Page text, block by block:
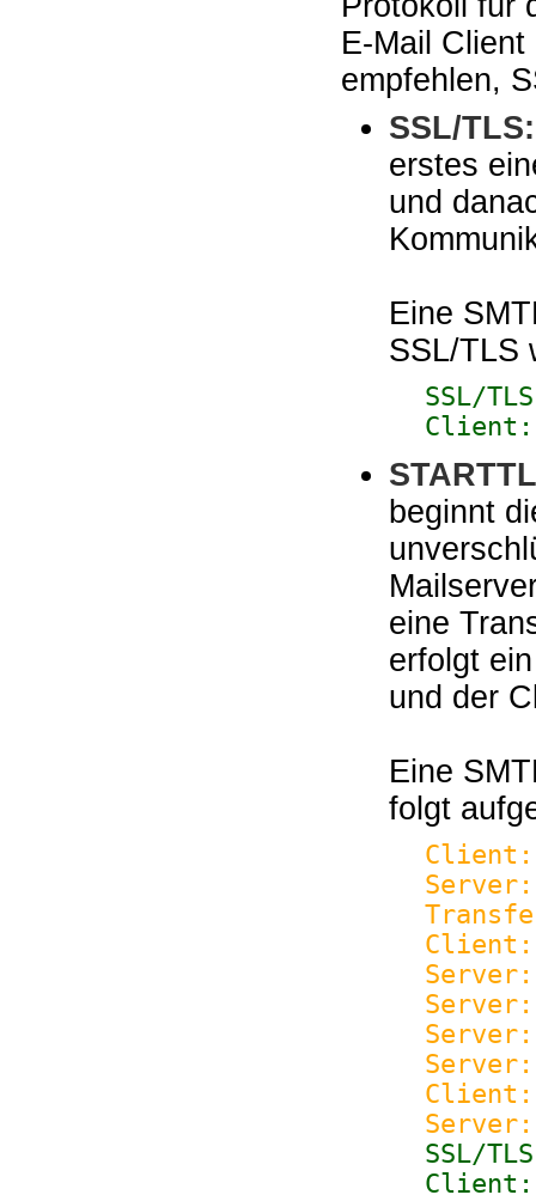
E-Mail
empfehlen,
SSL/TLS:
erstes
und
Eine
SSL/TLS
SSL/
Client:
beginnt
eine
erfolgt
und der
Eine
folgt
Client:
Client:
Server:
Server:
Server:
Client:
SSL/
Client: